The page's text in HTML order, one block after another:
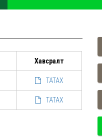
Хавсралт
ТАТАХ
ТАТАХ